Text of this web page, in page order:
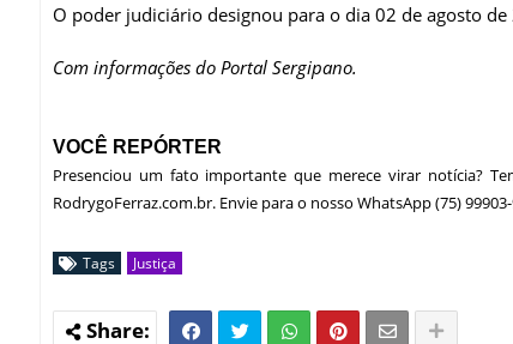
O poder judiciário designou para o dia 02 de agosto
Com informações do Portal Sergipano.
VOCÊ REPÓRTER
Presenciou um fato importante que merece virar notícia?
RodrygoFerraz.com.br. Envie para o nosso WhatsApp (75)
Tags Justiça